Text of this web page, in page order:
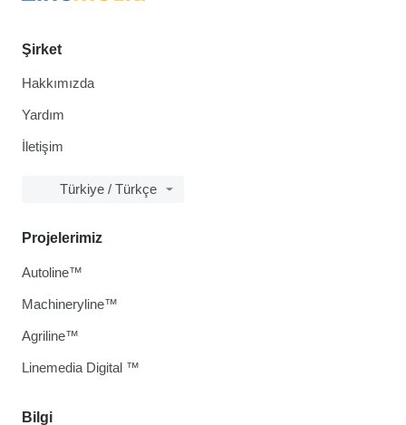
Şirket
Hakkımızda
Yardım
İletişim
Türkiye / Türkçe
Bilgi
Projelerimiz
Autoline™
Machineryline™
Agriline™
Linemedia Digital ™